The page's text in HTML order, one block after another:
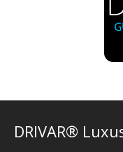
DRIVAR®